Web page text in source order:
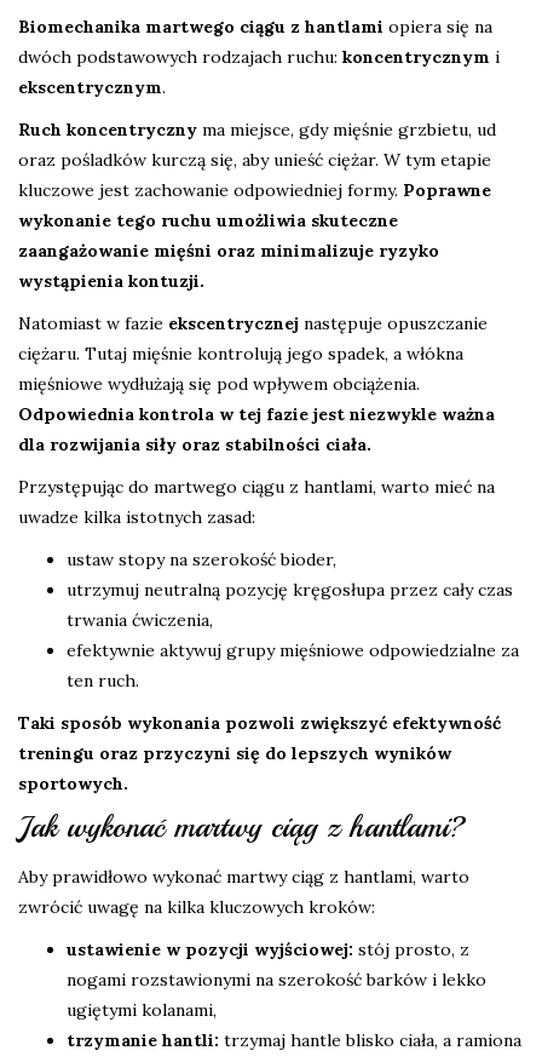
Biomechanika martwego ciągu z hantlami opiera się na
dwóch podstawowych rodzajach ruchu: koncentrycznym i
ekscentrycznym.
Ruch koncentryczny ma miejsce, gdy mięśnie grzbietu, ud
oraz pośladków kurczą się, aby unieść ciężar. W tym etapie
kluczowe jest zachowanie odpowiedniej formy. Poprawne
wykonanie tego ruchu umożliwia skuteczne
zaangażowanie mięśni oraz minimalizuje ryzyko
wystąpienia kontuzji.
Natomiast w fazie ekscentrycznej następuje opuszczanie
ciężaru. Tutaj mięśnie kontrolują jego spadek, a włókna
mięśniowe wydłużają się pod wpływem obciążenia.
Odpowiednia kontrola w tej fazie jest niezwykle ważna
dla rozwijania siły oraz stabilności ciała.
Przystępując do martwego ciągu z hantlami, warto mieć na
uwadze kilka istotnych zasad:
ustaw stopy na szerokość bioder,
utrzymuj neutralną pozycję kręgosłupa przez cały czas
trwania ćwiczenia,
efektywnie aktywuj grupy mięśniowe odpowiedzialne za
ten ruch.
Taki sposób wykonania pozwoli zwiększyć efektywność
treningu oraz przyczyni się do lepszych wyników
sportowych.
Jak wykonać martwy ciąg z hantlami?
Aby prawidłowo wykonać martwy ciąg z hantlami, warto
zwrócić uwagę na kilka kluczowych kroków:
ustawienie w pozycji wyjściowej: stój prosto, z
nogami rozstawionymi na szerokość barków i lekko
ugiętymi kolanami,
trzymanie hantli: trzymaj hantle blisko ciała, a ramiona